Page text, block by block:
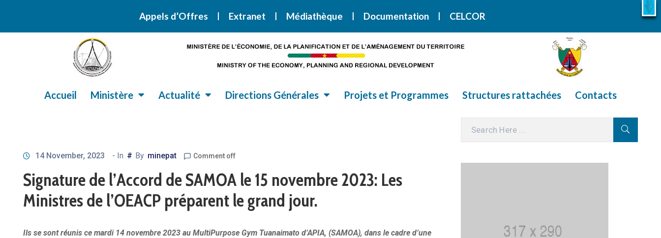
X
Appels d’Offres Extranet Médiathèque Documentation CELCOR
Accueil Ministère Actualité Directions Générales Projets et Programmes Structures rattachées Contacts
14 November, 2023 - In # By minepat Comment off
Signature de l’Accord de SAMOA le 15 novembre 2023: Les
Ministres de l’OEACP préparent le grand jour.
Ils se sont réunis ce mardi 14 novembre 2023 au MultiPurpose Gym Tuanaimato d’APIA, (SAMOA), dans le cadre d’une